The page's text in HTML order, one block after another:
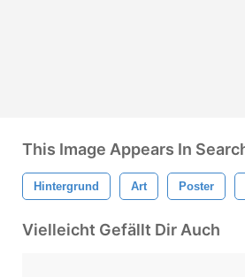
This Image Appears In
Hintergrund Art Poster
Vielleicht Gefällt Dir Auch